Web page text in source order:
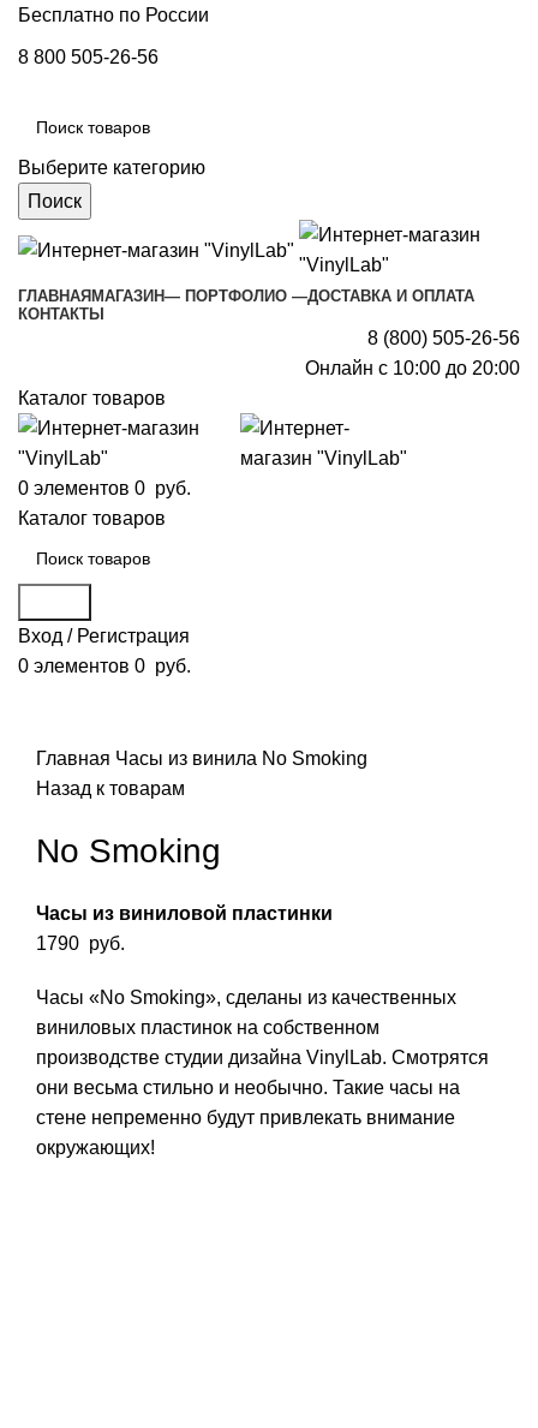
Бесплатно по России
8 800 505-26-56
Выберите категорию
Поиск
ГЛАВНАЯ МАГАЗИН— ПОРТФОЛИО —ДОСТАВКА И ОПЛАТА
КОНТАКТЫ
8 (800) 505-26-56
Онлайн с 10:00 до 20:00
Каталог товаров
0 элементов 0 руб.
Каталог товаров
Вход / Регистрация
0 элементов 0 руб.
Главная Часы из винила No Smoking
Назад к товарам
No Smoking
Часы из виниловой пластинки
1790 руб.
Часы «No Smoking», сделаны из качественных
виниловых пластинок на собственном
производстве студии дизайна VinylLab. Смотрятся
они весьма стильно и необычно. Такие часы на
стене непременно будут привлекать внимание
окружающих!